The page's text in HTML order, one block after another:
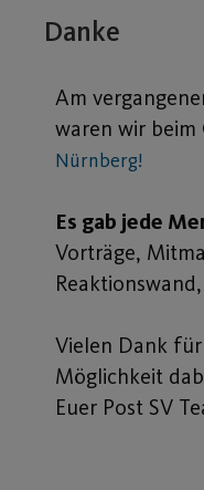
Danke
Am
waren wir beim
Nürnberg!
Es gab jede
Vorträge,
Vielen Dank
Möglichkeit
Euer Post SV